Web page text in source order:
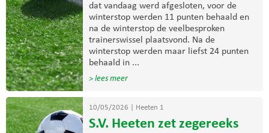
dat vandaag werd afgesloten, voor de
winterstop werden 11 punten behaald en
na de winterstop de veelbesproken
trainerswissel plaatsvond. Na de
winterstop werden maar liefst 24 punten
behaald in ...
> lees meer
10/05/2026 Heeten 1
S.V. Heeten zet zegereeks